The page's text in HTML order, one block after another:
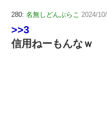
280: 名無しどんぶらこ 2024/
>>3
信用ねーもんなｗ